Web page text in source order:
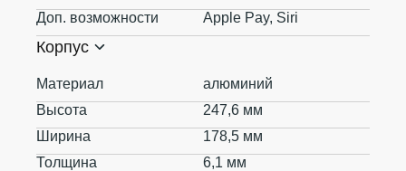
Доп. возможности
Apple Pay, Siri
Корпус
Материал
алюминий
Высота
247,6 мм
Ширина
178,5 мм
Толщина
6,1 мм